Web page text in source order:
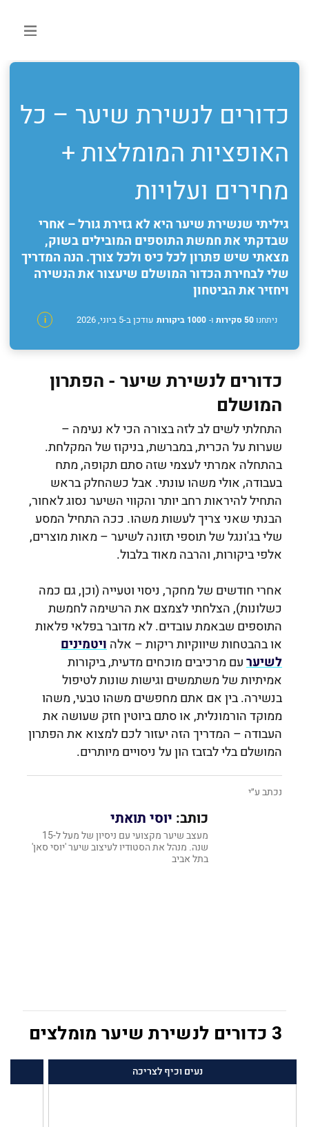
כדורים לנשירת שיער – כל
האופציות המומלצות +
מחירים ועלויות
גיליתי שנשירת שיער היא לא גזירת גורל – אחרי
שבדקתי את חמשת התוספים המובילים בשוק,
מצאתי שיש פתרון לכל כיס ולכל צורך. הנה המדריך
שלי לבחירת הכדור המושלם שיעצור את הנשירה
ויחזיר את הביטחון
ניתחנו50 סקירות ו- 1000 ביקורות i עודכן ב-5 ביוני, 2026
כדורים לנשירת שיער - הפתרון
המושלם
התחלתי לשים לב לזה בצורה הכי לא נעימה –
שערות על הכרית, במברשת, בניקוז של המקלחת.
בהתחלה אמרתי לעצמי שזה סתם תקופה, מתח
בעבודה, אולי משהו עונתי. אבל כשהחלק בראש
התחיל להיראות רחב יותר והקווי השיער נסוג לאחור,
הבנתי שאני צריך לעשות משהו. ככה התחיל המסע
שלי בג'ונגל של תוספי תזונה לשיער – מאות מוצרים,
אלפי ביקורות, והרבה מאוד בלבול.
אחרי חודשים של מחקר, ניסוי וטעייה (וכן, גם כמה
כשלונות), הצלחתי לצמצם את הרשימה לחמשת
התוספים שבאמת עובדים. לא מדובר בפלאי פלאות
או בהבטחות שיווקיות ריקות – אלהויטמינים
לשיערעם מרכיבים מוכחים מדעית, ביקורות
אמיתיות של משתמשים וגישות שונות לטיפול
בנשירה. בין אם אתם מחפשים משהו טבעי, משהו
ממוקד הורמונלית, או סתם ביוטין חזק שעושה את
העבודה – המדריך הזה יעזור לכם למצוא את הפתרון
המושלם בלי לבזבז הון על ניסויים מיותרים.
נכתב ע״י
כותב: יוסי תואתי
מעצב שיער מקצועי עם ניסיון של מעל ל-15
שנה. מנהל את הסטודיו לעיצוב שיער 'יוסי סאן'
בתל אביב
3 כדורים לנשירת שיער מומלצים
נעים וכיף לצריכה